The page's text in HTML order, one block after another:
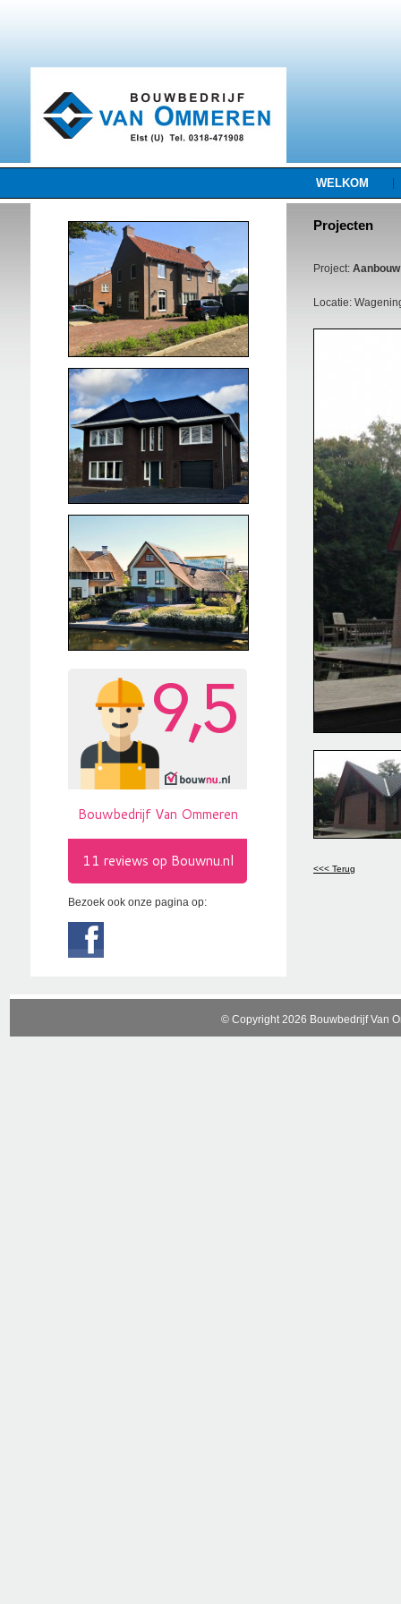
WELKOM
Bezoek ook onze pagina op:
Projecten
Project:
Locatie:
<<< Terug
© Copyright 2026 Bouwbedrijf Van